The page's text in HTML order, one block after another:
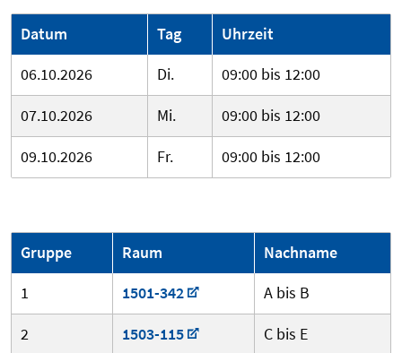
Datum Tag
Uhrzeit
06.10.2026
Di.
09:00 bis 12:00
07.10.2026
Mi.
09:00 bis 12:00
09.10.2026
Fr. 09:00 bis 12:00
Gruppe Raum
Nachname
1
1501-342
A bis B
2
1503-115
C bis E